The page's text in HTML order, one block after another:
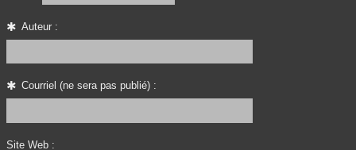
Auteur :
Courriel (ne sera pas publié) :
Site Web :